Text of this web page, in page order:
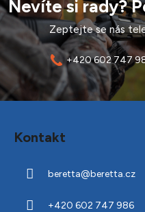
Nevíte si rady?
Zeptejte se nás
+420 602 747
Kontakt
beretta@beretta.cz
+420 602 747 986